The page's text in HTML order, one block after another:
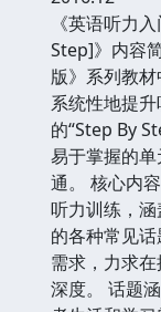
《英语听力
Step]》内容
版》系列教
系统性地提
的“Step By
易于掌握的
通。 核心内
听力训练，
的各种常见
需求，力求
深度。 话题